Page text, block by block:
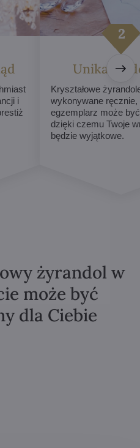
i
Unikalne
Kryształowe
wykonywane
egzemplarz może
dzięki czemu Twoje
będzie wyjątkowe.
żyrandol w
może być
dla Ciebie